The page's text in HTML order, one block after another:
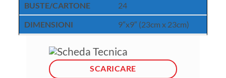
BUSTE/CARTONE
24
DIMENSIONI
9″x9″ (23cm x 23cm)
Scheda Tecnica
SCARICARE